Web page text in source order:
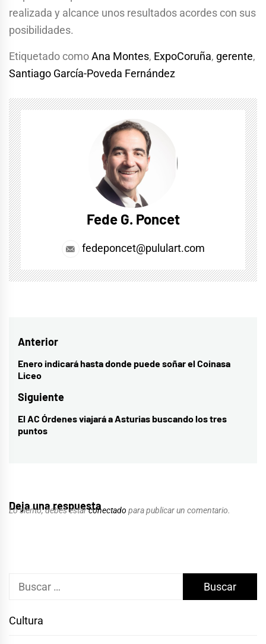
realizada y alcance unos resultados acordes con sus
posibilidades.
Etiquetado comoAna Montes, ExpoCoruña, gerente,
Santiago García-Poveda Fernández
Fede G. Poncet
fedeponcet@pululart.com
Navegación
de
Anterior
Entrada
anterior:
Enero indicará hasta donde puede soñar el Coinasa
Liceo
Siguiente
Entrada
siguiente:
El AC Órdenes viajará a Asturias buscando los tres
puntos
Deja una respuesta
Lo siento, debes estarconectado para publicar un comentario.
Buscar:
Cultura